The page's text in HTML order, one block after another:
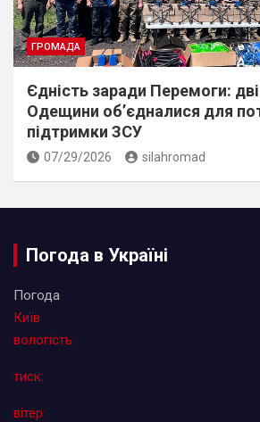
ГРОМАДА
Єдність заради Перемоги:
Одещини об’єдналися для
підтримки ЗСУ
07/29/2026 silahromad
Погода в Україні
Погода
Київ
вологість:
тиск:
вітер: